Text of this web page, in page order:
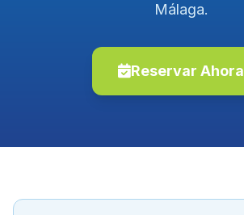
Málaga.
Reservar Ahora